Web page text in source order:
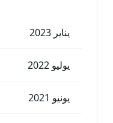
يناير 2023
يوليو 2022
يونيو 2021